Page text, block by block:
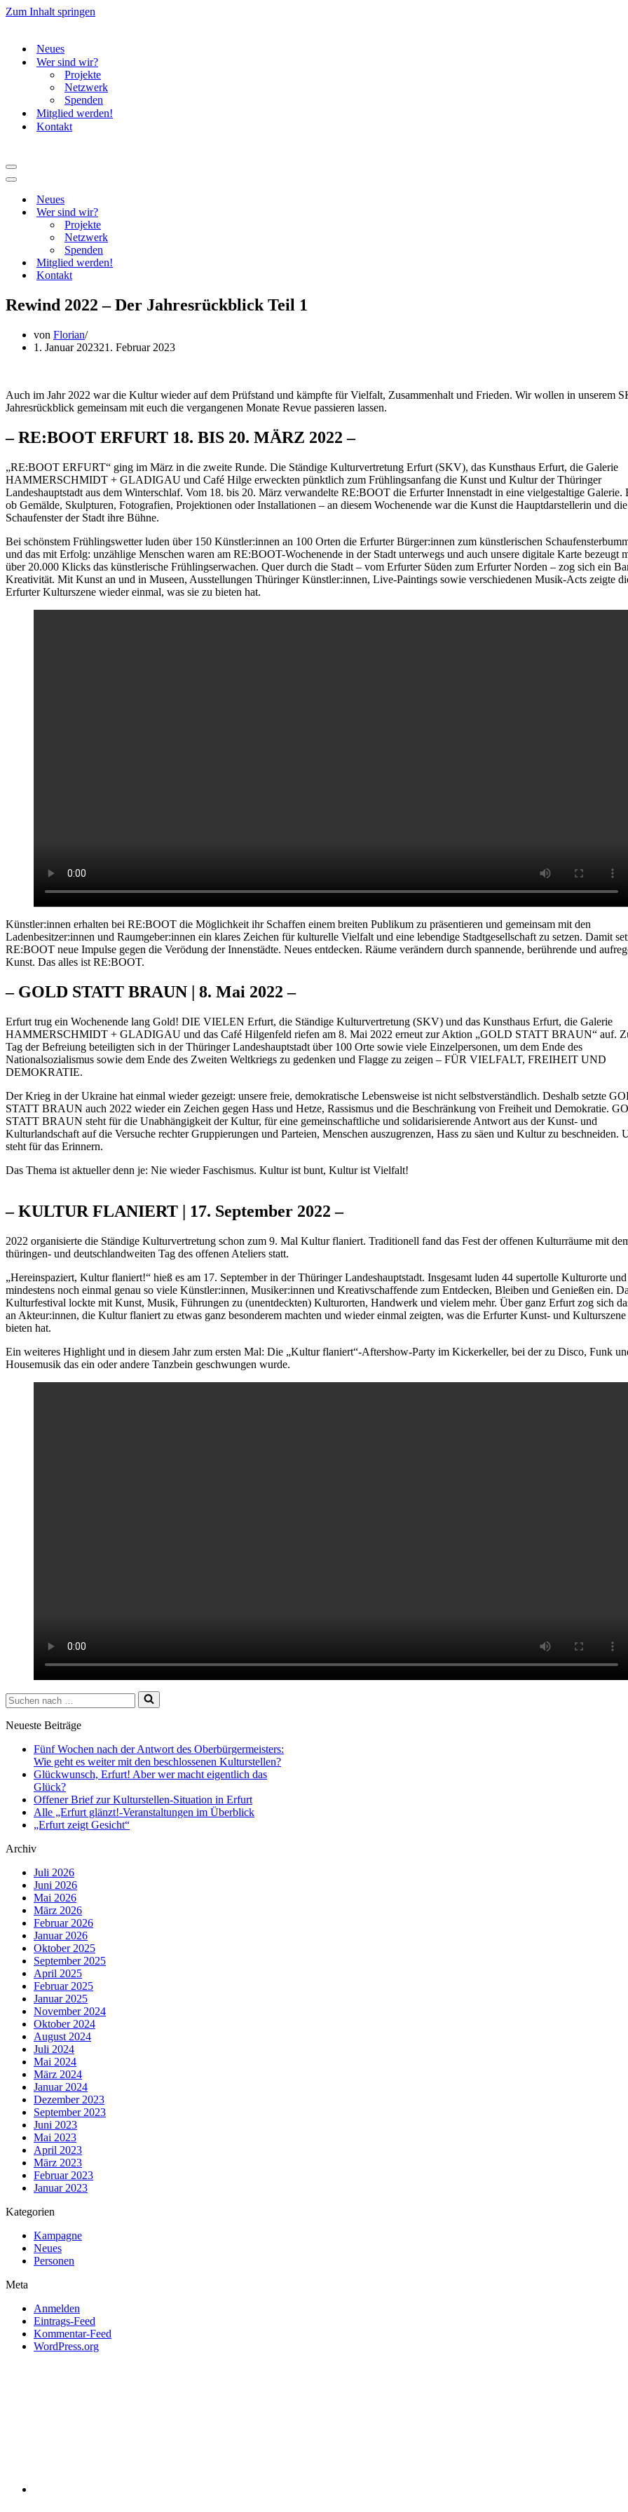
Zum Inhalt springen
Neues
Wer sind wir?
Projekte
Netzwerk
Spenden
Mitglied werden!
Kontakt
Navigationsmenü
Navigationsmenü
Neues
Wer sind wir?
Projekte
Netzwerk
Spenden
Mitglied werden!
Kontakt
Rewind 2022 – Der Jahresrückblick Teil 1
von Florian
1. Januar 202321. Februar 2023
Auch im Jahr 2022 war die Kultur wieder auf dem Prüfstand und kämpfte für Vielfalt, Zusammenhalt und Frieden. Wir wollen in unserem
Jahresrückblick gemeinsam mit euch die vergangenen Monate Revue passieren lassen.
– RE:BOOT ERFURT 18. BIS 20. MÄRZ 2022 –
„RE:BOOT ERFURT“ ging im März in die zweite Runde. Die Ständige Kulturvertretung Erfurt (SKV), das Kunsthaus Erfurt, die Galerie
HAMMERSCHMIDT + GLADIGAU und Café Hilge erweckten pünktlich zum Frühlingsanfang die Kunst und Kultur der Thüringer
Landeshauptstadt aus dem Winterschlaf. Vom 18. bis 20. März verwandelte RE:BOOT die Erfurter Innenstadt in eine vielgestaltige Galerie.
ob Gemälde, Skulpturen, Fotografien, Projektionen oder Installationen – an diesem Wochenende war die Kunst die Hauptdarstellerin und die
Schaufenster der Stadt ihre Bühne.
Bei schönstem Frühlingswetter luden über 150 Künstler:innen an 100 Orten die Erfurter Bürger:innen zum künstlerischen
und das mit Erfolg: unzählige Menschen waren am RE:BOOT-Wochenende in der Stadt unterwegs und auch unsere digitale Karte bezeugt
über 20.000 Klicks das künstlerische Frühlingserwachen. Quer durch die Stadt – vom Erfurter Süden zum Erfurter Norden – zog sich ein
Kreativität. Mit Kunst an und in Museen, Ausstellungen Thüringer Künstler:innen, Live-Paintings sowie verschiedenen Musik-Acts zeigte
Erfurter Kulturszene wieder einmal, was sie zu bieten hat.
Künstler:innen erhalten bei RE:BOOT die Möglichkeit ihr Schaffen einem breiten Publikum zu präsentieren und gemeinsam mit den
Ladenbesitzer:innen und Raumgeber:innen ein klares Zeichen für kulturelle Vielfalt und eine lebendige Stadtgesellschaft zu setzen. Damit
RE:BOOT neue Impulse gegen die Verödung der Innenstädte. Neues entdecken. Räume verändern durch spannende, berührende und
Kunst. Das alles ist RE:BOOT.
– GOLD STATT BRAUN | 8. Mai 2022 –
Erfurt trug ein Wochenende lang Gold! DIE VIELEN Erfurt, die Ständige Kulturvertretung (SKV) und das Kunsthaus Erfurt, die Galerie
HAMMERSCHMIDT + GLADIGAU und das Café Hilgenfeld riefen am 8. Mai 2022 erneut zur Aktion „GOLD STATT BRAUN“ auf.
Tag der Befreiung beteiligten sich in der Thüringer Landeshauptstadt über 100 Orte sowie viele Einzelpersonen, um dem Ende des
Nationalsozialismus sowie dem Ende des Zweiten Weltkriegs zu gedenken und Flagge zu zeigen – FÜR VIELFALT, FREIHEIT UND
DEMOKRATIE.
Der Krieg in der Ukraine hat einmal wieder gezeigt: unsere freie, demokratische Lebensweise ist nicht selbstverständlich. Deshalb setzte
STATT BRAUN auch 2022 wieder ein Zeichen gegen Hass und Hetze, Rassismus und die Beschränkung von Freiheit und Demokratie.
STATT BRAUN steht für die Unabhängigkeit der Kultur, für eine gemeinschaftliche und solidarisierende Antwort aus der Kunst- und
Kulturlandschaft auf die Versuche rechter Gruppierungen und Parteien, Menschen auszugrenzen, Hass zu säen und Kultur zu beschneiden.
steht für das Erinnern.
Das Thema ist aktueller denn je: Nie wieder Faschismus. Kultur ist bunt, Kultur ist Vielfalt!
– KULTUR FLANIERT | 17. September 2022 –
2022 organisierte die Ständige Kulturvertretung schon zum 9. Mal Kultur flaniert. Traditionell fand das Fest der offenen Kulturräume mit
thüringen- und deutschlandweiten Tag des offenen Ateliers statt.
„Hereinspaziert, Kultur flaniert!“ hieß es am 17. September in der Thüringer Landeshauptstadt. Insgesamt luden 44 supertolle Kulturorte und
mindestens noch einmal genau so viele Künstler:innen, Musiker:innen und Kreativschaffende zum Entdecken, Bleiben und Genießen ein.
Kulturfestival lockte mit Kunst, Musik, Führungen zu (unentdeckten) Kulturorten, Handwerk und vielem mehr. Über ganz Erfurt zog sich
an Akteur:innen, die Kultur flaniert zu etwas ganz besonderem machten und wieder einmal zeigten, was die Erfurter Kunst- und Kulturszene
bieten hat.
Ein weiteres Highlight und in diesem Jahr zum ersten Mal: Die „Kultur flaniert“-Aftershow-Party im Kickerkeller, bei der zu Disco, Funk
Housemusik das ein oder andere Tanzbein geschwungen wurde.
Suchen
nach …
Neueste Beiträge
Fünf Wochen nach der Antwort des Oberbürgermeisters:
Wie geht es weiter mit den beschlossenen Kulturstellen?
Glückwunsch, Erfurt! Aber wer macht eigentlich das
Glück?
Offener Brief zur Kulturstellen-Situation in Erfurt
Alle „Erfurt glänzt!-Veranstaltungen im Überblick
„Erfurt zeigt Gesicht“
Archiv
Juli 2026
Juni 2026
Mai 2026
März 2026
Februar 2026
Januar 2026
Oktober 2025
September 2025
April 2025
Februar 2025
Januar 2025
November 2024
Oktober 2024
August 2024
Juli 2024
Mai 2024
März 2024
Januar 2024
Dezember 2023
September 2023
Juni 2023
Mai 2023
April 2023
März 2023
Februar 2023
Januar 2023
Kategorien
Kampagne
Neues
Personen
Meta
Anmelden
Eintrags-Feed
Kommentar-Feed
WordPress.org